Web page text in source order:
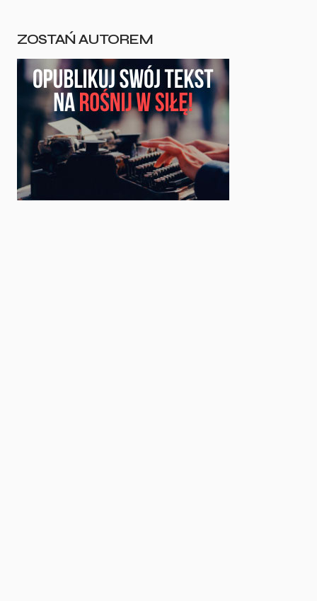
ZOSTAŃ AUTOREM